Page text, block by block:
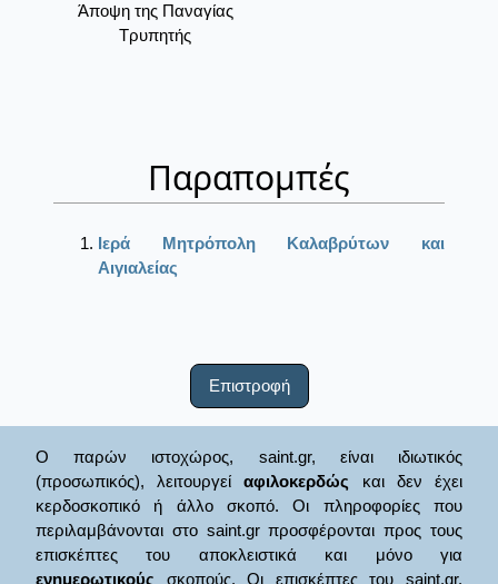
Άποψη της Παναγίας
Τρυπητής
Παραπομπές
Ιερά Μητρόπολη Καλαβρύτων και
Αιγιαλείας
Επιστροφή
Ο παρών ιστοχώρος, saint.gr, είναι ιδιωτικός
(προσωπικός), λειτουργείαφιλοκερδώς και δεν έχει
κερδοσκοπικό ή άλλο σκοπό. Οι πληροφορίες που
περιλαμβάνονται στο saint.gr προσφέρονται προς τους
επισκέπτες του αποκλειστικά και μόνο για
ενημερωτικούς σκοπούς. Οι επισκέπτες του saint.gr,